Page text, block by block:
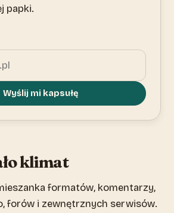
papki.
Wyślij mi kapsułę
klimat
formatów, komentarzy,
forów i zewnętrznych serwisów.